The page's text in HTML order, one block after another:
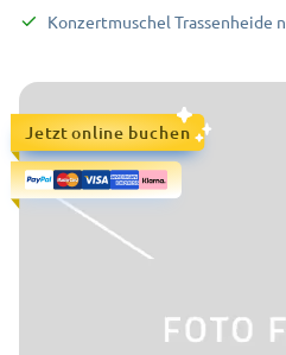
Konzertmuschel Trassenheide
Jetzt online buchen